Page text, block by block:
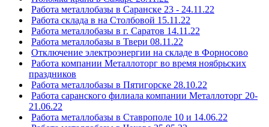
Работа металлобазы в Саранске 23 - 24.11.22
Работа склада в на Столбовой 15.11.22
Работа металлобазы в г. Саратов 14.11.22
Работа металлобазы в Твери 08.11.22
Отключение электроэнергии на складе в Форносово
Работа компании Металлоторг во время ноябрьских
праздников
Работа металлобазы в Пятигорске 28.10.22
Работа саранского филиала компании Металлоторг 20-
21.06.22
Работа металлобазы в Ставрополе 10 и 14.06.22